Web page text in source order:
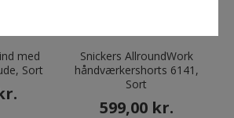
med
Sort
Snickers AllroundWork
håndværkershorts 6141,
Sort
599,00 kr.